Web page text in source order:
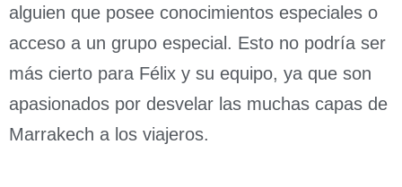
alguien que posee conocimientos especiales o
acceso a un grupo especial. Esto no podría ser
más cierto para Félix y su equipo, ya que son
apasionados por desvelar las muchas capas de
Marrakech a los viajeros.